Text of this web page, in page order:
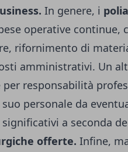
In genere, i
operative continue,
rifornimento di
amministrativi. Un
per responsabilità
personale da
a seconda
offerte. Infine,